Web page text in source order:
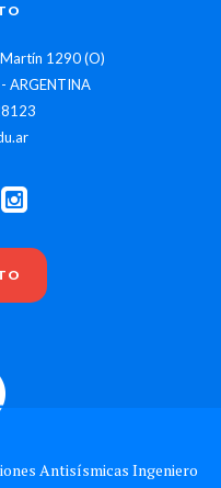
1290 (O)
ARGENTINA
Antisísmicas Ingeniero